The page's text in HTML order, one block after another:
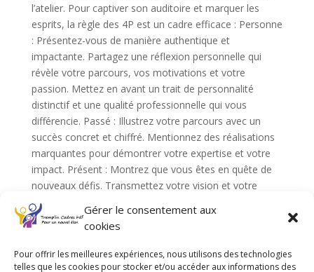
Gérer le consentement aux
cookies
Pour offrir les meilleures expériences, nous utilisons des technologies
telles que les cookies pour stocker et/ou accéder aux informations des
l’atelier. Pour captiver son auditoire et marquer les
esprits, la règle des 4P est un cadre efficace : Personne
: Présentez-vous de manière authentique et
impactante. Partagez une réflexion personnelle qui
révèle votre parcours, vos motivations et votre
passion. Mettez en avant un trait de personnalité
distinctif et une qualité professionnelle qui vous
différencie. Passé : Illustrez votre parcours avec un
succès concret et chiffré. Mentionnez des réalisations
marquantes pour démontrer votre expertise et votre
impact. Présent : Montrez que vous êtes en quête de
nouveaux défis. Transmettez votre vision et votre
énergie pour susciter l’adhésion. À retenir : si le présent
n’est pas clair, le projet ne l’est pas non plus. Projection
: Concluez en proposant une suite concrète : « Je peux
vous laisser mes coordonnées pour échanger plus en
détail et explorer comment mon profil pourrait